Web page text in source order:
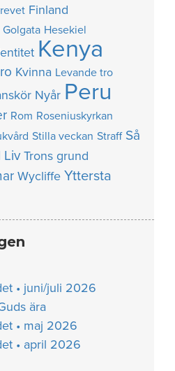
Finland
Golgata Hesekiel
Kenya
Kvinna Levande tro
Nyår Peru
Rom Roseniuskyrkan
Stilla veckan Straff Så
Liv Trons grund
Wycliffe Yttersta
• juni/juli 2026
ära
• maj 2026
• april 2026